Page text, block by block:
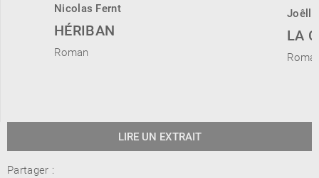
Nicolas Fernt
HÉRIBAN
Roman
Joêlle
LA
LIRE UN EXTRAIT
Partager :